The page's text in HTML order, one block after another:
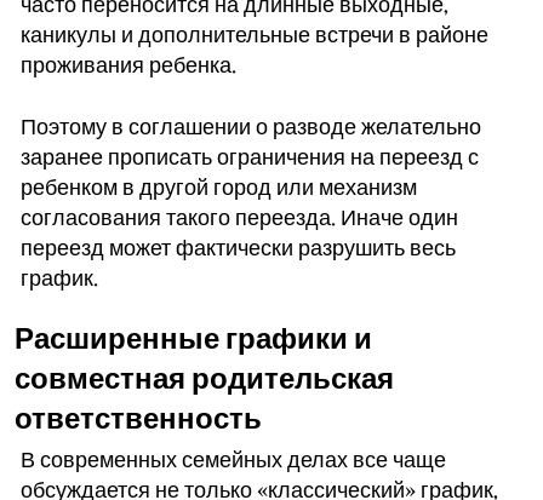
часто переносится на длинные выходные,
каникулы и дополнительные встречи в районе
проживания ребенка.
Поэтому в соглашении о разводе желательно
заранее прописать ограничения на переезд с
ребенком в другой город или механизм
согласования такого переезда. Иначе один
переезд может фактически разрушить весь
график.
Расширенные графики и
совместная родительская
ответственность
В современных семейных делах все чаще
обсуждается не только «классический» график,